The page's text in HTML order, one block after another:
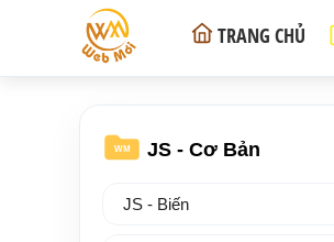
TRANG CHỦ
WM JS - Cơ Bản
JS - Biến